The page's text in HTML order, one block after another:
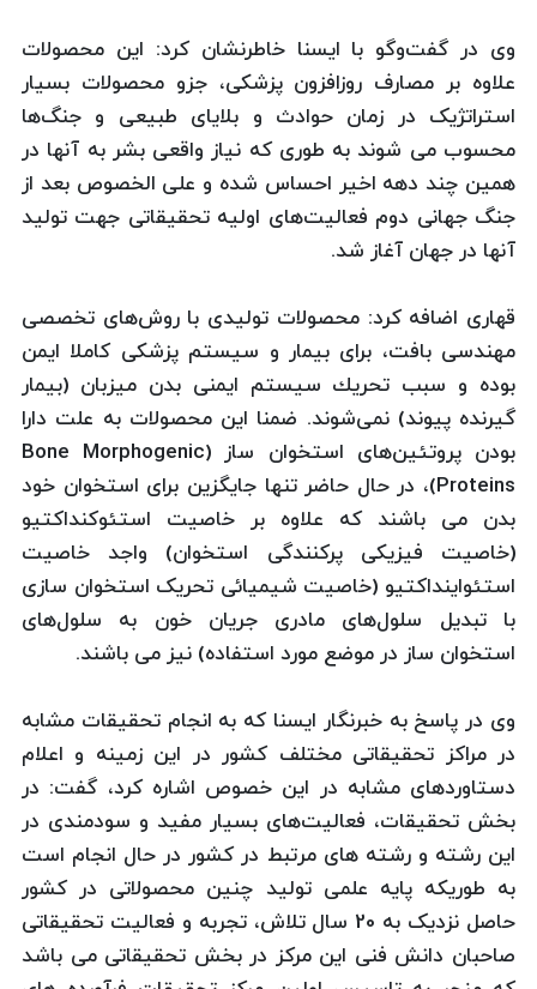
وی در گفت‌و‌گو با ایسنا خاطرنشان كرد: این محصولات
علاوه بر مصارف روزافزون پزشکی، جزو محصولات بسیار
استراتژیک در زمان حوادث و بلایای طبیعی و جنگ‌ها
محسوب می شوند به طوری که نیاز واقعی بشر به آنها در
همین چند دهه اخیر احساس شده و علی الخصوص بعد از
جنگ جهانی دوم فعالیت‌های اولیه تحقیقاتی جهت تولید
آنها در جهان آغاز شد.
قهاری اضافه كرد: محصولات تولیدی با روش‌های تخصصی
مهندسی بافت، برای بیمار و سیستم پزشکی کاملا ایمن
بوده و سبب تحریك سیستم ایمنی بدن میزبان (بیمار
گیرنده پیوند) نمی‌شوند. ضمنا این محصولات به علت دارا
بودن پروتئین‌های استخوان ساز (Bone Morphogenic
Proteins)، در حال حاضر تنها جایگزین برای استخوان خود
بدن می باشند که علاوه بر خاصیت استئوکنداکتیو
(خاصیت فیزیکی پرکنندگی استخوان) واجد خاصیت
استئواینداکتیو (خاصیت شیمیائی تحریک استخوان سازی
با تبدیل سلول‌های مادری جریان خون به سلول‌های
استخوان ساز در موضع مورد استفاده) نیز می باشند.
وی در پاسخ به خبرنگار ایسنا كه به انجام تحقیقات مشابه
در مراكز تحقیقاتی مختلف كشور در این زمینه و اعلام
دستاوردهای مشابه در این خصوص اشاره كرد، گفت: در
بخش تحقیقات، فعالیت‌های بسیار مفید و سودمندی در
این رشته و رشته های مرتبط در کشور در حال انجام است
به طوریکه پایه علمی تولید چنین محصولاتی در کشور
حاصل نزدیک به 20 سال تلاش، تجربه و فعالیت تحقیقاتی
صاحبان دانش فنی این مرکز در بخش تحقیقاتی می باشد